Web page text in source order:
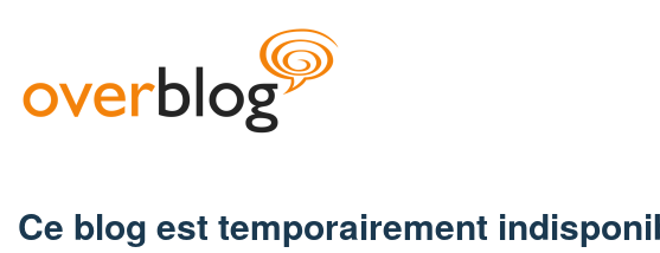
Ce blog est temporairement